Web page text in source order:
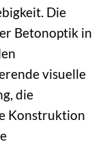
Die
Betonoptik in
visuelle
die
Konstruktion